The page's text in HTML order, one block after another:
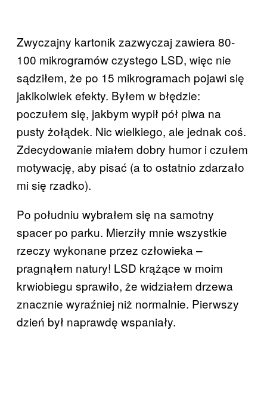
Zwyczajny kartonik zazwyczaj zawiera 80-
100 mikrogramów czystego LSD, więc nie
sądziłem, że po 15 mikrogramach pojawi się
jakikolwiek efekty. Byłem w błędzie:
poczułem się, jakbym wypił pół piwa na
pusty żołądek. Nic wielkiego, ale jednak coś.
Zdecydowanie miałem dobry humor i czułem
motywację, aby pisać (a to ostatnio zdarzało
mi się rzadko).
Po południu wybrałem się na samotny
spacer po parku. Mierziły mnie wszystkie
rzeczy wykonane przez człowieka –
pragnąłem natury! LSD krążące w moim
krwiobiegu sprawiło, że widziałem drzewa
znacznie wyraźniej niż normalnie. Pierwszy
dzień był naprawdę wspaniały.